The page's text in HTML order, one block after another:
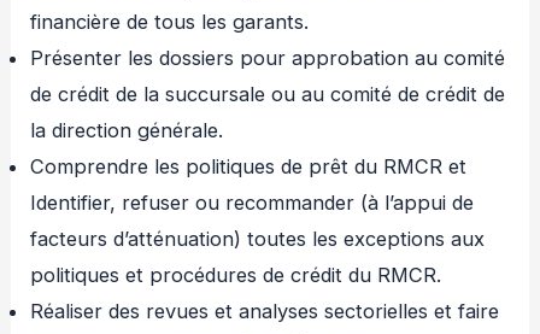
financière de tous les garants.
Présenter les dossiers pour approbation au comité
de crédit de la succursale ou au comité de crédit de
la direction générale.
Comprendre les politiques de prêt du RMCR et
Identifier, refuser ou recommander (à l’appui de
facteurs d’atténuation) toutes les exceptions aux
politiques et procédures de crédit du RMCR.
Réaliser des revues et analyses sectorielles et faire